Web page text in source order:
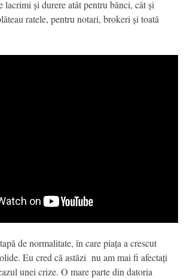
lacrimi și durere atât pentru bănci, cât și
ratele, pentru notari, brokeri și toată
de normalitate, în care piața a crescut
Eu cred că astăzi nu am mai fi afectați
unei crize. O mare parte din datoria